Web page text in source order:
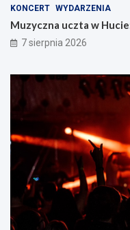
KONCERT WYDARZENIA
Muzyczna uczta w
7 sierpnia 2026